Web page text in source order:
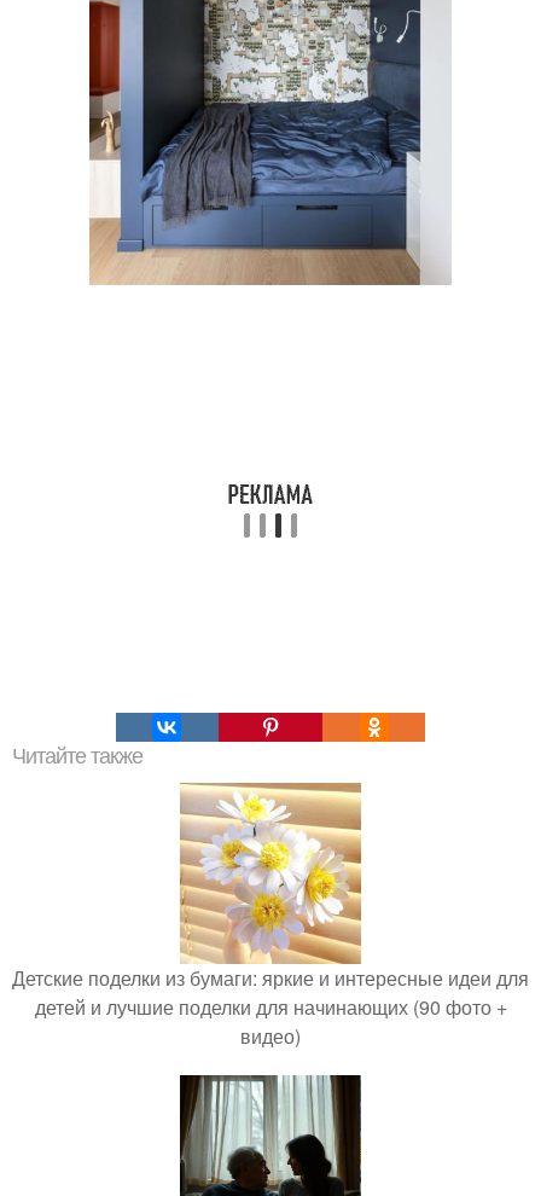
Читайте также
Детские поделки из бумаги: яркие и интересные идеи для
детей и лучшие поделки для начинающих (90 фото +
видео)